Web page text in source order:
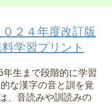
２４年度改訂版
学習プリント
生まで段階的に学習
な漢字の音と訓を覚
、音読みや訓読みの